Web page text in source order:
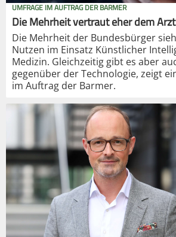
UMFRAGE IM AUFTRAG DER BARMER
Die Mehrheit vertraut eher dem
Die Mehrheit der Bundesbürger
Nutzen im Einsatz Künstlicher
Medizin. Gleichzeitig gibt es aber
gegenüber der Technologie, zeigt
im Auftrag der Barmer.